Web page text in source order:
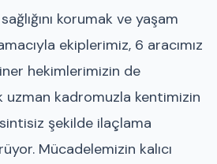
korumak ve yaşam
ekiplerimiz, 6 aracımız
hekimlerimizin de
uzman kadromuzla kentimizin
şekilde ilaçlama
Mücadelemizin kalıcı